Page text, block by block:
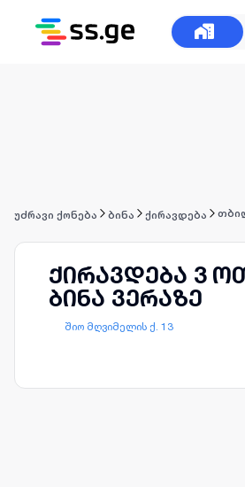
უძრავი ქონება ბინა ქირავდება
ქირავდება 3
ბინა ვერაზე
შიო მღვიმელის ქ. 13